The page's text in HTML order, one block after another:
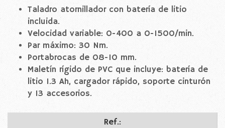
Taladro atornillador con batería de litio
incluida.
Velocidad variable: 0-400 a 0-1500/min.
Par máximo: 30 Nm.
Portabrocas de 08-10 mm.
Maletín rígido de PVC que incluye: batería de
litio 1.3 Ah, cargador rápido, soporte cinturón
y 13 accesorios.
Ref.: